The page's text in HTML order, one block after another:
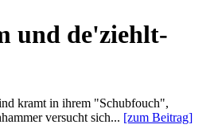
und de'ziehlt-
kramt in ihrem "Schubfouch",
versucht sich... [zum Beitrag]